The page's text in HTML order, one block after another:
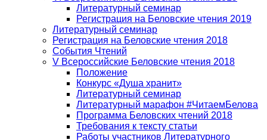
Литературный семинар
Регистрация на Беловские чтения 2019
Литературный семинар
Регистрация на Беловские чтения 2018
События Чтений
V Всероссийские Беловские чтения 2018
Положение
Конкурс «Душа хранит»
Литературный семинар
Литературный марафон #ЧитаемБелова
Программа Беловских чтений 2018
Требования к тексту статьи
Работы участников Литературного